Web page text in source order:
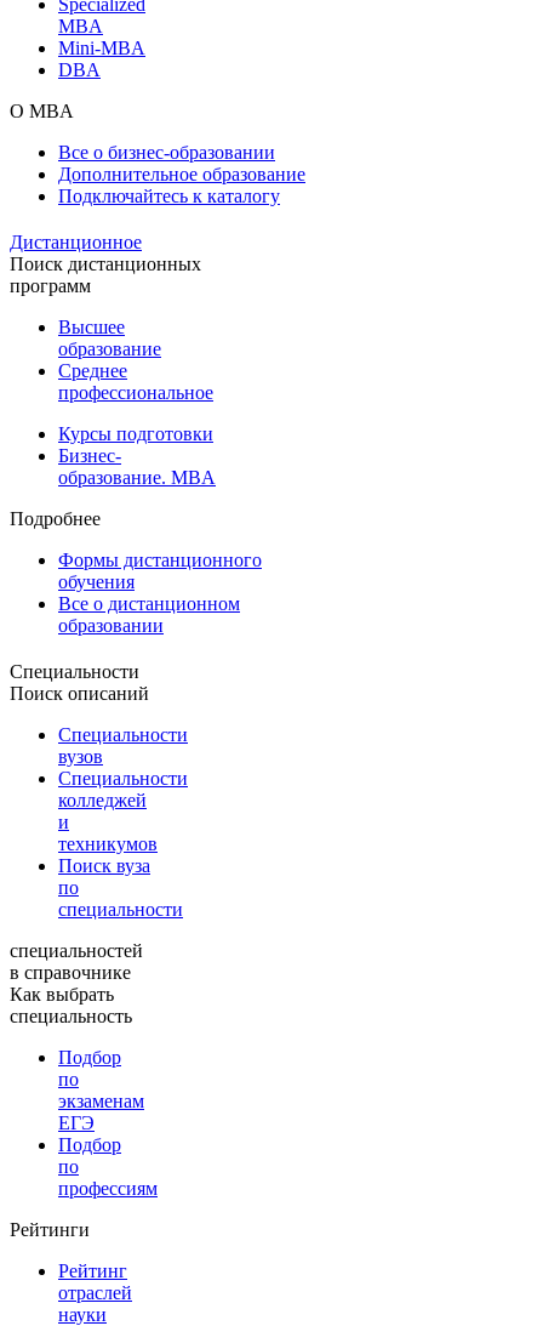
MBA
Mini-MBA
DBA
О MBA
Все о бизнес-образовании
Дополнительное образование
Подключайтесь к каталогу
Дистанционное
Поиск дистанционных
программ
Высшее
образование
Среднее
профессиональное
Курсы подготовки
Бизнес-
образование. MBA
Подробнее
Формы дистанционного
обучения
Все о дистанционном
образовании
Специальности
Поиск описаний
Специальности
вузов
Специальности
колледжей
и
техникумов
Поиск вуза
по
специальности
специальностей
в справочнике
Как выбрать
специальность
Подбор
по
экзаменам
ЕГЭ
Подбор
по
профессиям
Рейтинги
Рейтинг
отраслей
науки